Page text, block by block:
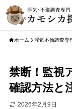
ホーム 浮気不倫調査専
禁断！監視
確認方法と
2026年2月9日